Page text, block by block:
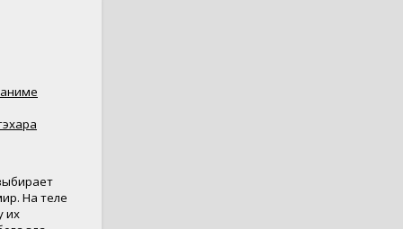
аниме
На теле
их